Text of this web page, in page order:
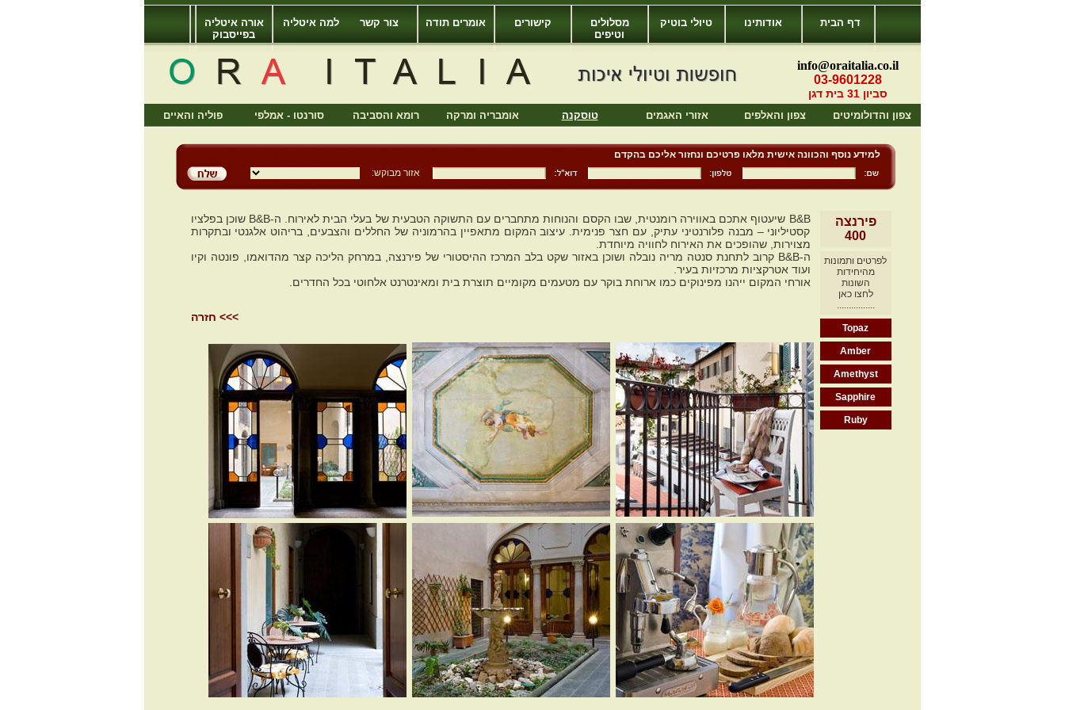
דף הבית אודותינו טיולי בוטיק
מסלולים
וטיפים
קישורים אומרים תודה צור קשר למה איטליה
אורה איטליה
בפייסבוק
info@oraitalia.co.il
03-9601228
סביון 31 בית דגן
צפון והדולומיטים צפון והאלפים אזורי האגמים טוסקנה אומבריה ומרקה רומא והסביבה סורנטו - אמלפי פוליה והאיים
למידע נוסף והכוונה אישית מלאו פרטיכם ונחזור אליכם בהקדם
אזור מבוקש:
פירנצה
400
לפרטים ותמונות
מהיחידות
השונות
לחצו כאן
................
Topaz
Amber
Amethyst
Sapphire
Ruby
B&B שיעטוף אתכם באווירה רומנטית, שבו הקסם והנוחות מתחברים עם התשוקה הטבעית של בעלי הבית לאירוח. ה-B&B שוכן בפלציו
קסטיליוני – מבנה פלורנטיני עתיק, עם חצר פנימית. עיצוב המקום מתאפיין בהרמוניה של החללים והצבעים, בריהוט אלגנטי ובתקרות
מצוירות, שהופכים את האירוח לחוויה מיוחדת.
ה-B&B קרוב לתחנת סנטה מריה נובלה ושוכן באזור שקט בלב המרכז ההיסטורי של פירנצה, במרחק הליכה קצר מהדואמו, פונטה וקיו
ועוד אטרקציות מרכזיות בעיר.
אורחי המקום ייהנו מפינוקים כמו ארוחת בוקר עם מטעמים מקומיים תוצרת בית ומאינטרנט אלחוטי בכל החדרים.
>>> חזרה